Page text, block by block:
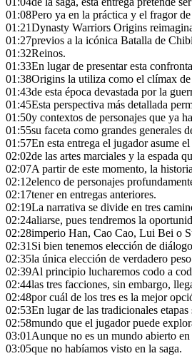
01:08Pero ya en la práctica y el fragor
01:21Dynasty Warriors Origins
01:27previos a la icónica Batalla de
01:32Reinos.
01:33En lugar de presentar esta
01:38Origins la utiliza como el clímax
01:43de esta época devastada por la
01:45Esta perspectiva más detallada
01:50y contextos de personajes que ya
01:55su faceta como grandes generales
01:57En esta entrega el jugador asume
02:02de las artes marciales y la espada
02:07A partir de este momento, la
02:12elenco de personajes
02:17tener en entregas anteriores.
02:19La narrativa se divide en tres
02:24aliarse, pues tendremos la
02:28imperio Han, Cao Cao, Lui Bei o
02:31Si bien tenemos elección de
02:35la única elección de verdadero
02:39Al principio lucharemos codo a
02:44las tres facciones, sin embargo,
02:48por cuál de los tres es la mejor
02:53En lugar de las tradicionales
02:58mundo que el jugador puede
03:01Aunque no es un mundo abierto
03:05que no habíamos visto en la saga.